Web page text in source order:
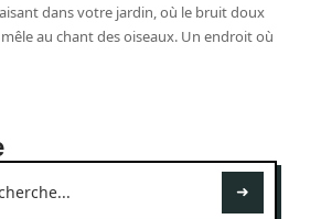
dans votre jardin, où le bruit doux
au chant des oiseaux. Un endroit où